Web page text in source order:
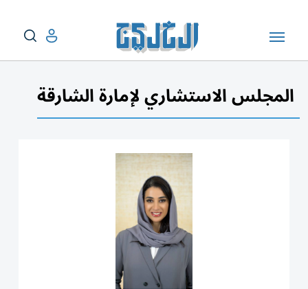
المجلس الاستشاري لإمارة الشارقة